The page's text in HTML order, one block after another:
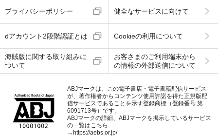
プライバシーポリシー 健全なサービスに向けて
dアカウント2段階認証とは Cookieの利用について
海賊版に関する取り組みに
ついて
お客さまのご利用端末から
の情報の外部送信について
ABJマークは、この電子書店・電子書籍配信サービス
が、著作権者からコンテンツ使用許諾を得た正規版配
信サービスであることを示す登録商標（登録番号 第
6091713号）です。
ABJマークの詳細、ABJマークを掲示しているサービス
の一覧はこちら
→ https://aebs.or.jp/